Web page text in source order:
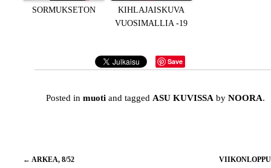
SORMUKSETON
KIHLAJAISKUVA
VUOSIMALLIA -19
Save
Posted inmuoti and taggedASU KUVISSA byNOORA.
Artikkelien
← ARKEA, 8/52